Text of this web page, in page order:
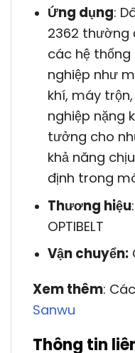
Ứng dụng:
2362 thường
các hệ
nghiệp như
khí, máy
nghiệp nặng
tưởng cho
khả năng
định trong
Thương hiệu
OPTIBELT
Vận chuyển:
Xem thêm:
Sanwu
Thông tin